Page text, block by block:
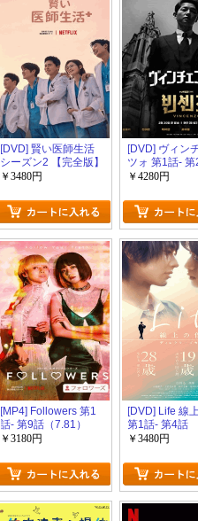
[DVD] 賢い医師生活
シーズン2 【完全版】
(初回生産限定版)
￥3480円
[DVD] ヴィン
ツォ 第1話-
￥4280円
[MP4] Followers 第1
話- 第9話（7.81）
￥3180円
[DVD] Life 線
第1話- 第4話
￥3480円